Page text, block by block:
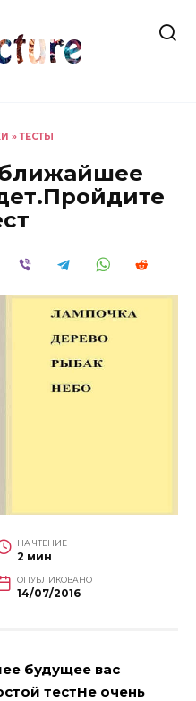
»ТЕСТЫ
ближайшее
НА ЧТЕНИЕ
2 мин
ОПУБЛИКОВАНО
14/07/2016
будущее вас
тестНе очень